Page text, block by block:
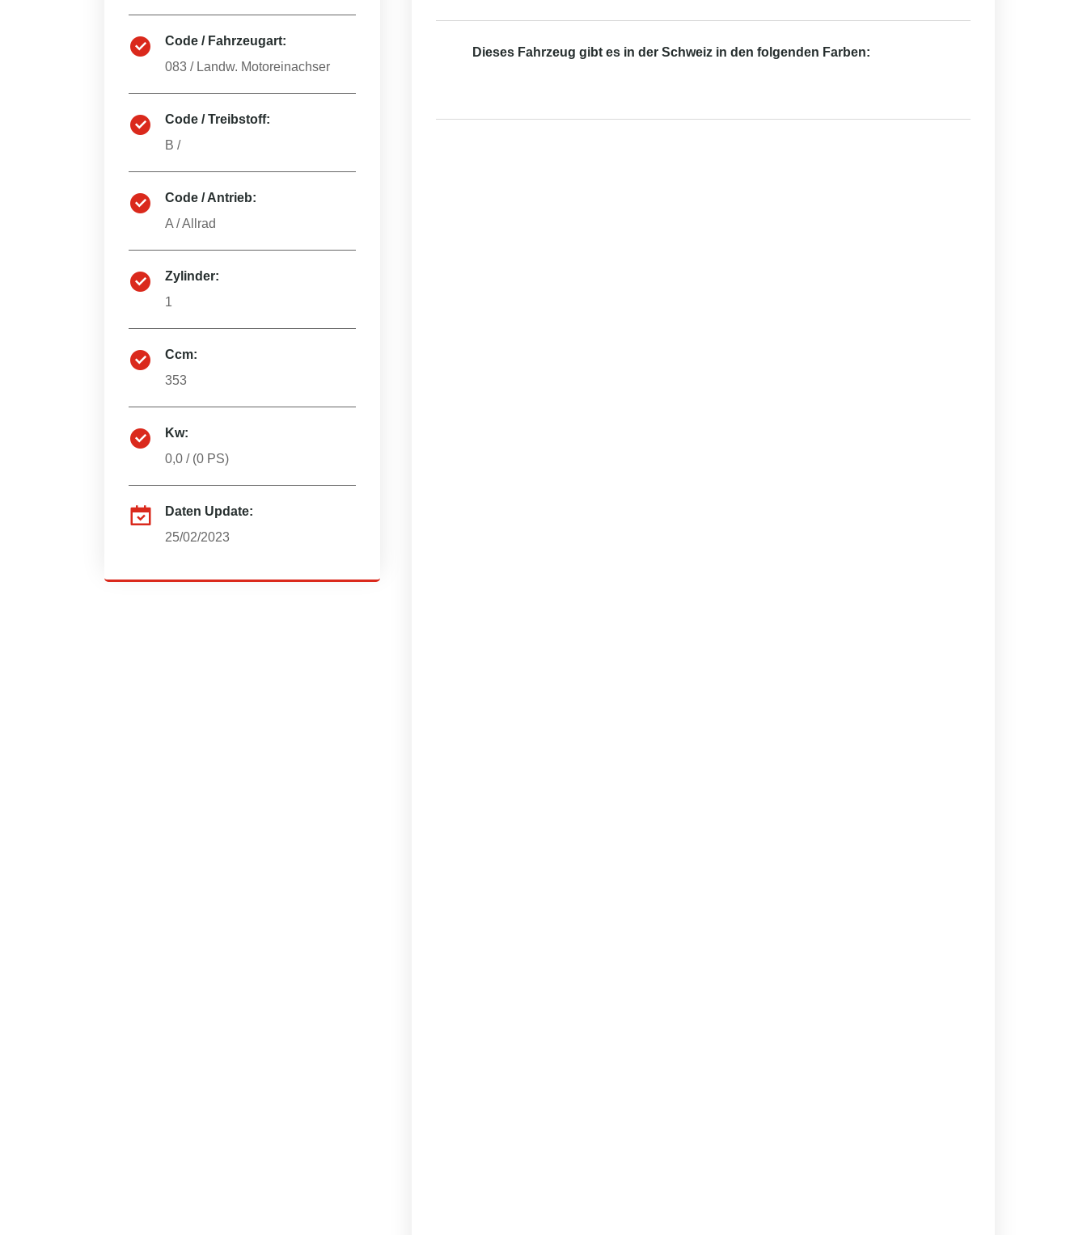
Code / Fahrzeugart:
083 / Landw. Motoreinachser
Code / Treibstoff:
B /
Code / Antrieb:
A /Allrad
Zylinder:
1
Ccm:
353
Kw:
0,0 / (0 PS)
Daten Update:
25/02/2023
Dieses Fahrzeug gibt es in der Schweiz in den folgenden Farben: